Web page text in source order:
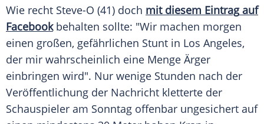
Wie recht Steve-O (41) doch mit diesem Eintragauf
Facebookbehalten sollte: "Wir machen morgen
einen großen, gefährlichen Stunt in Los Angeles,
der mir wahrscheinlich eine Menge Ärger
einbringen wird". Nur wenige Stunden nach der
Veröffentlichung der Nachricht kletterte der
Schauspieler am Sonntag offenbar ungesichert auf